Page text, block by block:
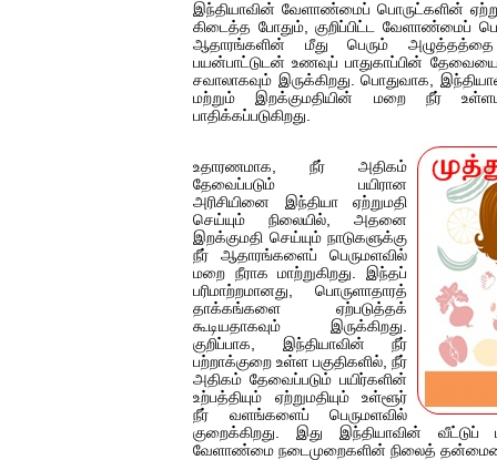
இந்தியாவின் வேளாண்மைப் பொருட்களின்
கிடைத்த போதும், குறிப்பிட்ட வேளாண்மைப்
ஆதாரங்களின் மீது பெரும் அழுத்தத்தை
பயன்பாட்டுடன் உணவுப் பாதுகாப்பின்
சவாலாகவும் இருக்கிறது. பொதுவாக,
மற்றும் இறக்குமதியின் மறை நீர்
பாதிக்கப்படுகிறது.
உதாரணமாக, நீர் அதிகம்
தேவைப்படும் பயிரான
அரிசியினை இந்தியா ஏற்றுமதி
செய்யும் நிலையில், அதனை
இறக்குமதி செய்யும் நாடுகளுக்கு
நீர் ஆதாரங்களைப் பெருமளவில்
மறை நீராக மாற்றுகிறது. இந்தப்
பரிமாற்றமானது, பொருளாதாரத்
தாக்கங்களை ஏற்படுத்தக்
கூடியதாகவும் இருக்கிறது.
குறிப்பாக, இந்தியாவின் நீர்
பற்றாக்குறை உள்ள பகுதிகளில், நீர்
அதிகம் தேவைப்படும் பயிர்களின்
உற்பத்தியும் ஏற்றுமதியும் உள்ளூர்
நீர் வளங்களைப் பெருமளவில்
குறைக்கிறது. இது இந்தியாவின் வீட்டுப்
வேளாண்மை நடைமுறைகளின் நிலைத்